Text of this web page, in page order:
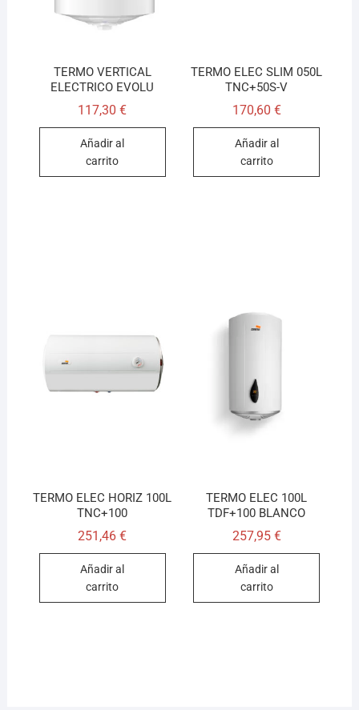
TERMO VERTICAL
ELECTRICO EVOLU
117,30€
Añadir al
carrito
TERMO ELEC SLIM 050L
TNC+50S-V
170,60 €
Añadir al
carrito
TERMO ELEC HORIZ 100L
TNC+100
251,46€
Añadir al
carrito
TERMO ELEC 100L
TDF+100 BLANCO
257,95 €
Añadir al
carrito